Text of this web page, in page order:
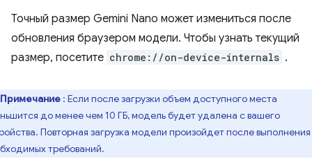
Точный размер Gemini Nano может измениться после
обновления браузером модели. Чтобы узнать текущий
размер, посетите chrome://on-device-internals .
Примечание : Если после загрузки объем доступного места
до менее чем 10 ГБ, модель будет удалена с вашего
Повторная загрузка модели произойдет после выполнения
требований.